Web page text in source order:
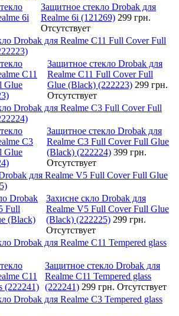
Защитное стекло Drobak для
Realme 6i (121269) 299 грн.
Отсутствует
Drobak для Realme C11 Full Cover Full
Защитное стекло Drobak для
Realme C11 Full Cover Full
Glue (Black) (222223) 299 грн.
Отсутствует
Drobak для Realme C3 Full Cover Full
Защитное стекло Drobak для
Realme C3 Full Cover Full Glue
(Black) (222224) 399 грн.
Отсутствует
для Realme V5 Full Cover Full Glue
Захисне скло Drobak для
Realme V5 Full Cover Full Glue
(Black) (222225) 299 грн.
Отсутствует
Drobak для Realme C11 Tempered glass
Защитное стекло Drobak для
Realme C11 Tempered glass
(222241) 299 грн. Отсутствует
Drobak для Realme C3 Tempered glass